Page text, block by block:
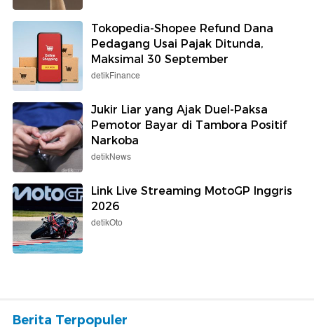
Tokopedia-Shopee Refund Dana
Pedagang Usai Pajak Ditunda,
Maksimal 30 September
detikFinance
Jukir Liar yang Ajak Duel-Paksa
Pemotor Bayar di Tambora Positif
Narkoba
detikNews
Link Live Streaming MotoGP Inggris
2026
detikOto
Berita Terpopuler